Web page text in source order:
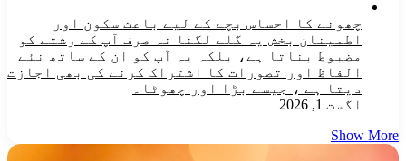
چھونے کا احساس بچے کے لیے باعث سکون اور
اطمینان بخش یہ گلے لگنا نہ صرف آپ کے رشتے کو
مضبوط بناتا ہے، بلکہ یہ آپ کو ان کے ساتھ نئے
الفاظ اور تصورات کا اشتراک کرنے کی بھی اجازت
دیتا ہے ، جیسے بڑا اور چھوٹا۔
اگست 1, 2026
Show More